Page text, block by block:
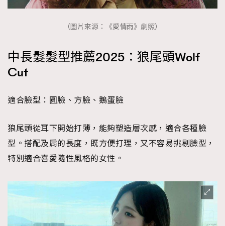
（圖片來源：《愛情雨》劇照）
中長髮髮型推薦2025：狼尾頭Wolf
Cut
適合臉型：圓臉、方臉、鵝蛋臉
狼尾頭從耳下開始打薄，能夠塑造層次感，適合各種臉
型。搭配及肩的長度，既方便打理，又不容易挑剔臉型，
特別適合喜愛隨性風格的女性。